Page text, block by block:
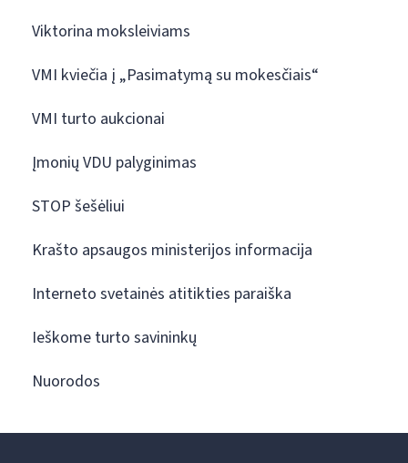
Viktorina moksleiviams
VMI kviečia į „Pasimatymą su mokesčiais“
VMI turto aukcionai
Įmonių VDU palyginimas
STOP šešėliui
Krašto apsaugos ministerijos informacija
Interneto svetainės atitikties paraiška
Ieškome turto savininkų
Nuorodos